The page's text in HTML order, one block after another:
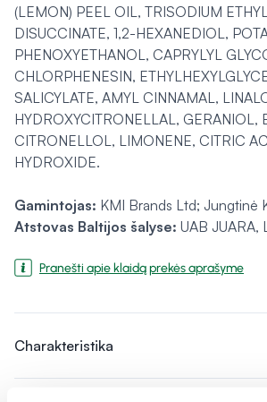
(LEMON) PEEL OIL, TRISODIUM
DISUCCINATE, 1,2-HEXANEDIOL,
PHENOXYETHANOL, CAPRYLYL
CHLORPHENESIN,
SALICYLATE, AMYL CINNAMAL,
HYDROXYCITRONELLAL, GERANIOL,
CITRONELLOL, LIMONENE, CITRIC
HYDROXIDE.
Gamintojas: KMI Brands Ltd; Jungtinė
Atstovas Baltijos šalyse: UAB JUARA,
Pranešti apie klaidą prekės aprašyme
Charakteristika